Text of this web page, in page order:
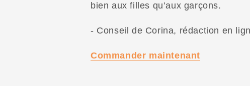
bien aux filles qu’aux garçons.
- Conseil de Corina, rédaction en
Commander maintenant